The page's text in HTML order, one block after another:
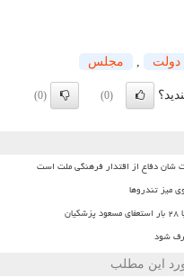
دولت مجلس
(0)
(0)
شان دفاع از اقتدار فرهنگی ملت است
میز تندروها
شود
این مطلب